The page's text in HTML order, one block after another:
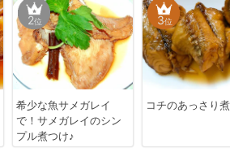
2位
希少な魚サメガレイ
で！サメガレイのシン
プル煮つけ♪
3位
コチのあっさり